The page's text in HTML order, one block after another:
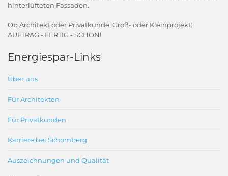
hinterlüfteten Fassaden.
Ob Architekt oder Privatkunde, Groß- oder Kleinprojekt:
AUFTRAG - FERTIG - SCHÖN!
Energiespar-Links
Über uns
Für Architekten
Für Privatkunden
Karriere bei Schomberg
Auszeichnungen und Qualität